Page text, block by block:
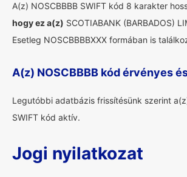
A(z) NOSCBBBB SWIFT kód 8 karakter
hogy ez a(z) SCOTIABANK (BARBADOS)
Esetleg NOSCBBBBXXX formában is
A(z) NOSCBBBB kód érvényes
Legutóbbi adatbázis frissítésünk szerint
SWIFT kód aktív.
Jogi nyilatkozat